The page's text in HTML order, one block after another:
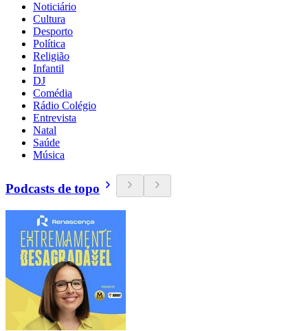
Noticiário
Cultura
Desporto
Política
Religião
Infantil
DJ
Comédia
Rádio Colégio
Entrevista
Natal
Saúde
Música
Podcasts de topo